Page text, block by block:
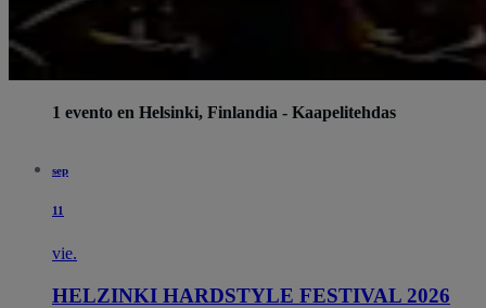
1 evento en Helsinki, Finlandia - Kaapelitehdas
sep
11
vie.
HELZINKI HARDSTYLE FESTIVAL 2026